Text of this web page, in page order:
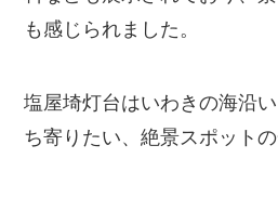
も感じられました。
塩屋埼灯台はいわきの海沿
ち寄りたい、絶景スポットの